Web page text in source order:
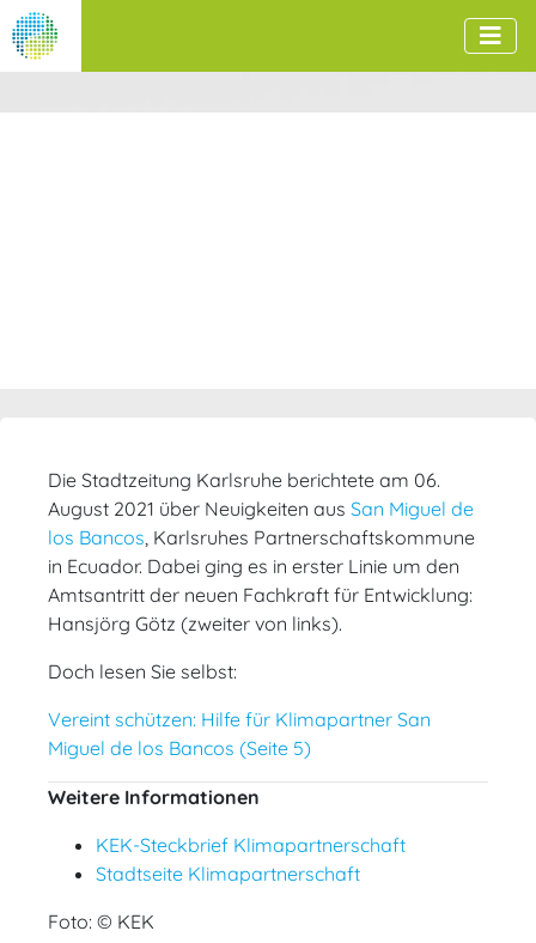
Die Stadtzeitung Karlsruhe berichtete am 06.
August 2021 über Neuigkeiten aus San Miguel de
los Bancos, Karlsruhes Partnerschaftskommune
in Ecuador. Dabei ging es in erster Linie um den
Amtsantritt der neuen Fachkraft für Entwicklung:
Hansjörg Götz (zweiter von links).
Doch lesen Sie selbst:
Vereint schützen: Hilfe für Klimapartner San
Miguel de los Bancos (Seite 5)
Weitere Informationen
KEK-Steckbrief Klimapartnerschaft
Stadtseite Klimapartnerschaft
Foto: © KEK